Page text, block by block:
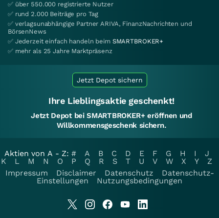
✅ über 550.000 registrierte Nutzer
✅ rund 2.000 Beiträge pro Tag
✅ verlagsunabhängige Partner ARIVA, FinanzNachrichten und
BörsenNews
✅ Jederzeit einfach handeln beim SMARTBROKER+
✅ mehr als 25 Jahre Marktpräsenz
Jetzt Depot sichern
Ihre Lieblingsaktie geschenkt!
Jetzt Depot bei SMARTBROKER+ eröffnen und
Willkommensgeschenk sichern.
Aktien von A - Z: # A B C D E F G H I
J
K
L M N O P Q R S T U V W X Y
Z
Impressum
Disclaimer Datenschutz
Datenschutz-
Einstellungen
Nutzungsbedingungen